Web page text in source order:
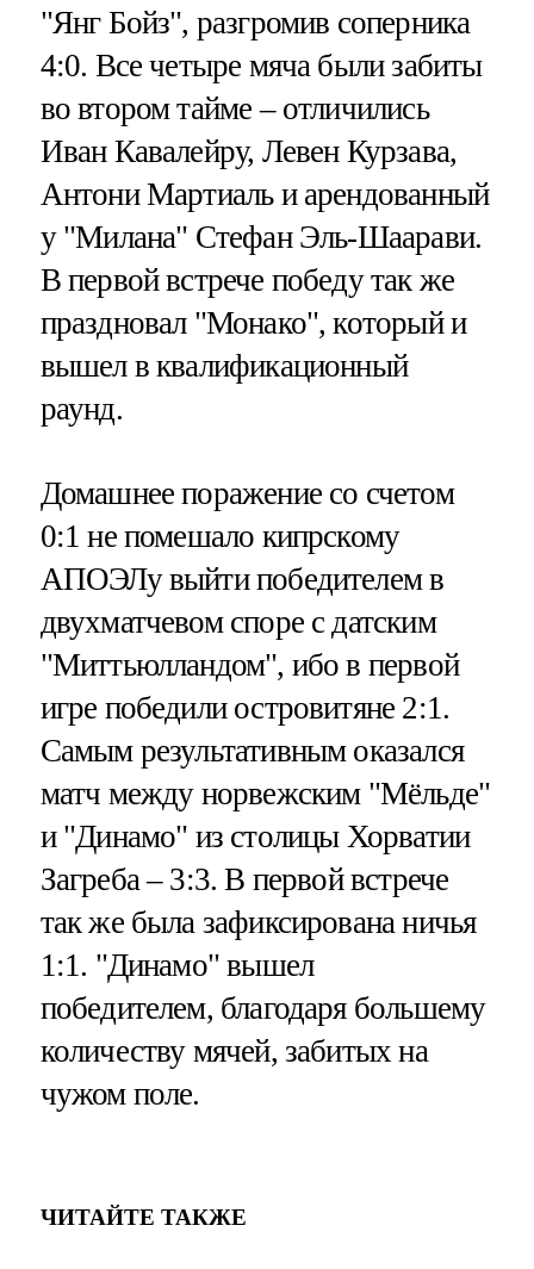
"Янг Бойз", разгромив соперника
4:0. Все четыре мяча были забиты
во втором тайме – отличились
Иван Кавалейру, Левен Курзава,
Антони Мартиаль и арендованный
у "Милана" Стефан Эль-Шаарави.
В первой встрече победу так же
праздновал "Монако", который и
вышел в квалификационный
раунд.
Домашнее поражение со счетом
0:1 не помешало кипрскому
АПОЭЛу выйти победителем в
двухматчевом споре с датским
"Миттьюлландом", ибо в первой
игре победили островитяне 2:1.
Самым результативным оказался
матч между норвежским "Мёльде"
и "Динамо" из столицы Хорватии
Загреба – 3:3. В первой встрече
так же была зафиксирована ничья
1:1. "Динамо" вышел
победителем, благодаря большему
количеству мячей, забитых на
чужом поле.
ЧИТАЙТЕ ТАКЖЕ